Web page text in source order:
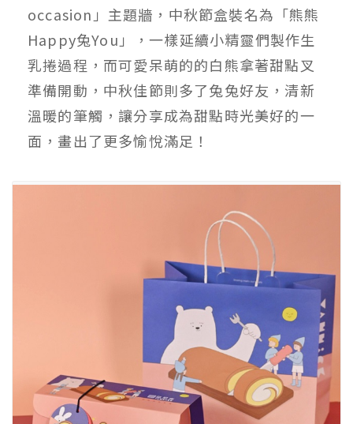
occasion」主題牆，中秋節盒裝名為「熊熊
Happy兔You」，一樣延續小精靈們製作生
乳捲過程，而可愛呆萌的的白熊拿著甜點叉
準備開動，中秋佳節則多了兔兔好友，清新
溫暖的筆觸，讓分享成為甜點時光美好的一
面，畫出了更多愉悅滿足！